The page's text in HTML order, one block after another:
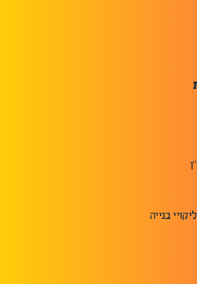
בנייה